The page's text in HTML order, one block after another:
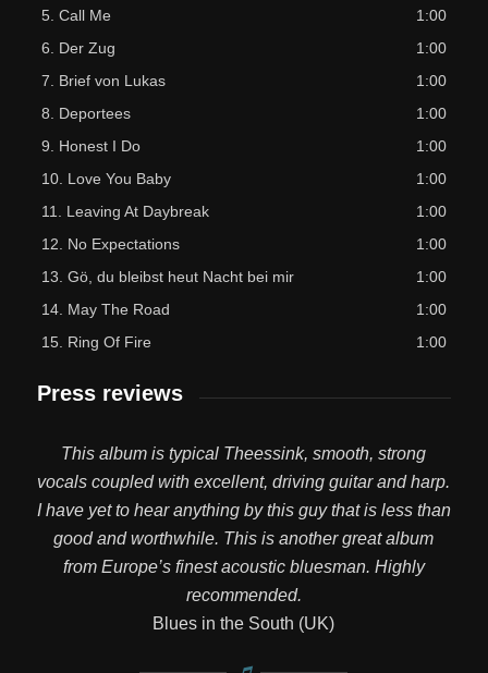
5. Call Me
1:00
6. Der Zug
1:00
7. Brief von Lukas
1:00
8. Deportees
1:00
9. Honest I Do
1:00
10. Love You Baby
1:00
11. Leaving At Daybreak
1:00
12. No Expectations
1:00
13. Gö, du bleibst heut Nacht bei mir
1:00
14. May The Road
1:00
15. Ring Of Fire 1:00
Press reviews
This album is typical Theessink, smooth, strong
vocals coupled with excellent, driving guitar and harp.
I have yet to hear anything by this guy that is less than
good and worthwhile. This is another great album
from Europe’s finest acoustic bluesman. Highly
recommended.
Blues in the South (UK)